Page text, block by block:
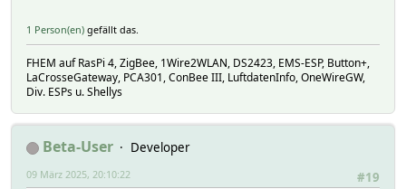
Attributes:
alias Light_office
cmdState M26_L1-2_On_Off
do always
fhem_widget_channels []
userReadings gpio_response_22
wait 0,0.3
webCmd M26_L1-2_On_Off
1 Person(en) gefällt das.
FHEM auf RasPi 4, ZigBee, 1Wire2WLAN, DS2423, EMS-ESP, Button+,
LaCrosseGateway, PCA301, ConBee III, LuftdatenInfo, OneWireGW,
Div. ESPs u. Shellys
Beta-User
Developer
#19
09 März 2025, 20:10:22